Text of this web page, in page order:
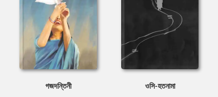
গজদন্তিনী ওসি-হতনামা